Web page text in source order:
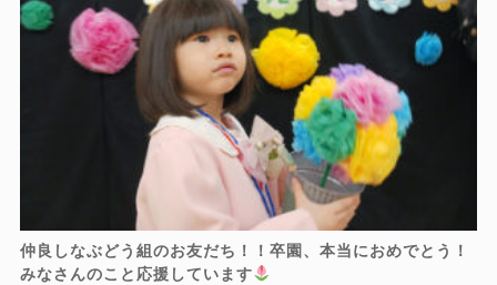
仲良しなぶどう組のお友だち！！卒園、本当におめでとう！
みなさんのこと応援しています